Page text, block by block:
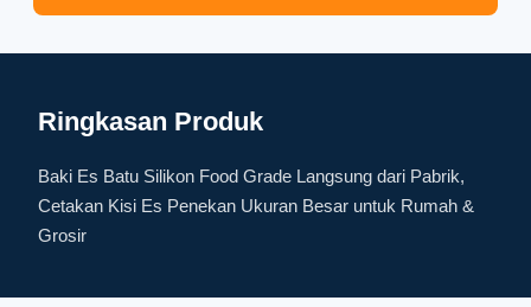
Ringkasan Produk
Baki Es Batu Silikon Food Grade Langsung dari Pabrik,
Cetakan Kisi Es Penekan Ukuran Besar untuk Rumah &
Grosir